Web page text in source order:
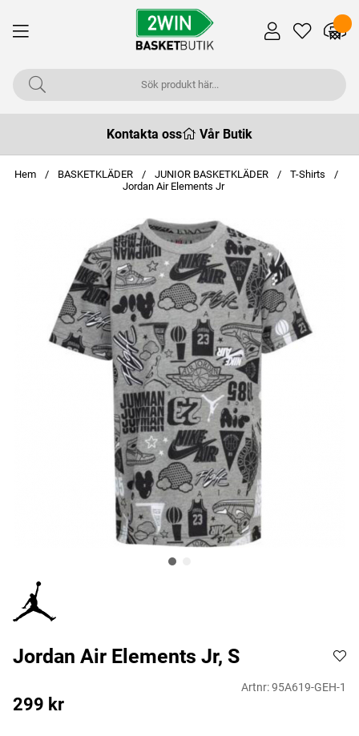
Kontakta oss Vår Butik
Hem BASKETKLÄDER JUNIOR BASKETKLÄDER
T-Shirts
Jordan Air Elements Jr
Jordan Air Elements Jr, S
Artnr:95A619-GEH-1
299 kr